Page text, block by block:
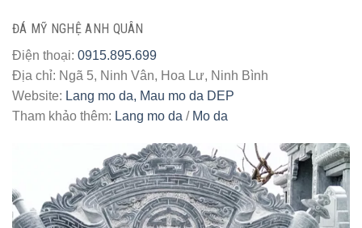
ĐÁ MỸ NGHỆ ANH QUÂN
Điện thoại: 0915.895.699
Địa chỉ: Ngã 5, Ninh Vân, Hoa Lư, Ninh Bình
Website: Lang mo da, Mau mo da DEP
Tham khảo thêm: Lang mo da / Mo da